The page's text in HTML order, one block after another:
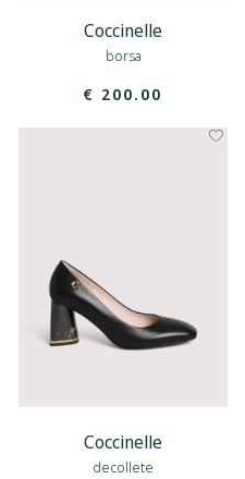
Coccinelle
borsa
€ 200.00
Coccinelle
decollete